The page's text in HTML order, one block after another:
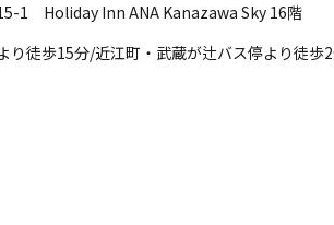
1 Holiday Inn ANA Kanazawa Sky 16階
り徒歩15分/近江町・武蔵が辻バス停より徒